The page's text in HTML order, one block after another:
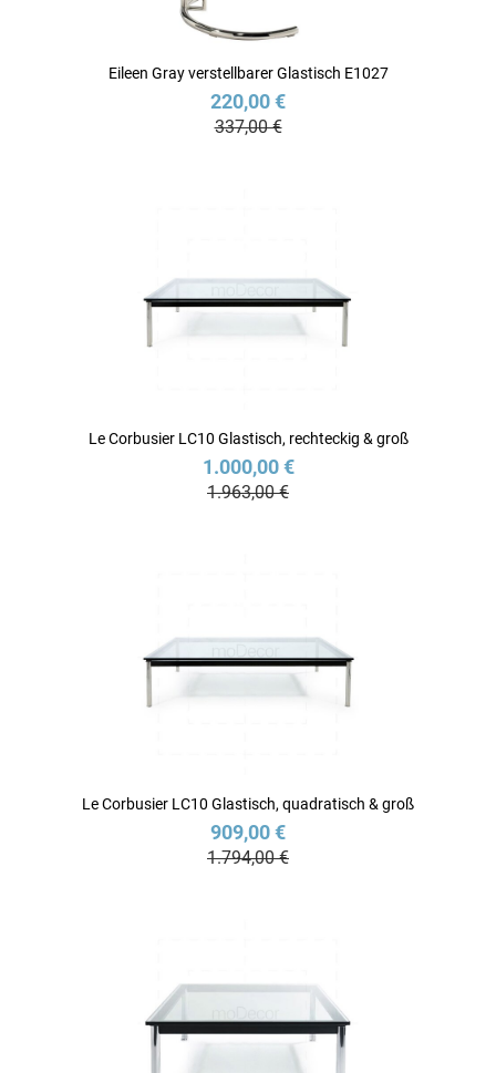
Eileen Gray verstellbarer Glastisch E1027
220,00 €
337,00 €
Le Corbusier LC10 Glastisch, rechteckig & groß
1.000,00 €
1.963,00 €
Le Corbusier LC10 Glastisch, quadratisch & groß
909,00 €
1.794,00 €